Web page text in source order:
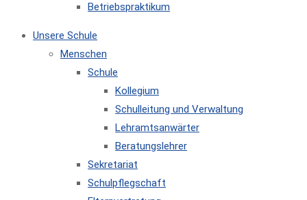
Betriebspraktikum
Unsere Schule
Menschen
Schule
Kollegium
Schulleitung und Verwaltung
Lehramtsanwärter
Beratungslehrer
Sekretariat
Schulpflegschaft